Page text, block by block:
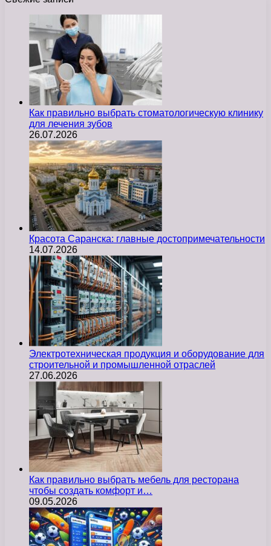
Как правильно выбрать стоматологическую клинику
для лечения зубов
26.07.2026
Красота Саранска: главные достопримечательности
14.07.2026
Электротехническая продукция и оборудование для
строительной и промышленной отраслей
27.06.2026
Как правильно выбрать мебель для ресторана
чтобы создать комфорт и…
09.05.2026